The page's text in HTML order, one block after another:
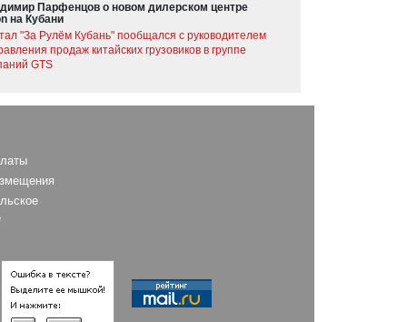
Парфенцов о новом дилерском центре
на Кубани
"За Рулём Кубань" пообщался с руководителем
продаж китайских грузовиков в группе
GTS